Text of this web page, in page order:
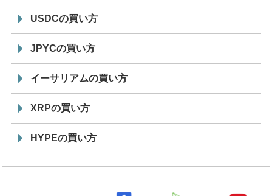
USDCの買い方
JPYCの買い方
イーサリアムの買い方
XRPの買い方
HYPEの買い方